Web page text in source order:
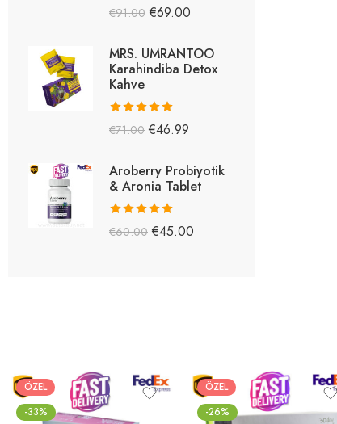
5 üzerinden
€91.00 €69.00
MRS. UMRANTOO
Karahindiba Detox
Kahve
5 üzerinden
€71.00 €46.99
Aroberry Probiyotik
& Aronia Tablet
5 üzerinden
€60.00 €45.00
ÖZEL
-33%
ÖZEL
-26%